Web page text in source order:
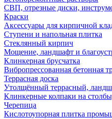
СВП, отрезные диски,
Краски
Аксессуары для кирпичной
Ступени и напольная плитка
Cтеклянный кирпич
Мощение, ландшафт и
Клинкерная брусчатка
Вибропрессованная бетонная
Террасная доска
Утолщённый террасный,
Клинкерные колпаки на
Черепица
Кислотоупорная плитка